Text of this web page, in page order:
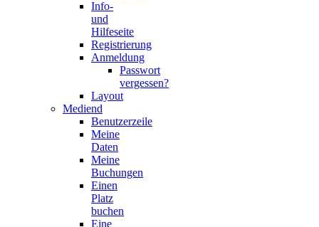
Info-
und
Hilfeseite
Registrierung
Anmeldung
Passwort
vergessen?
Layout
Mediend
Benutzerzeile
Meine
Daten
Meine
Buchungen
Einen
Platz
buchen
Eine